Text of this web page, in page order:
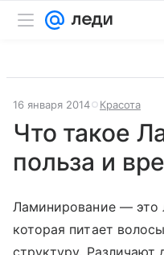
16 января 2014 Красота
Что такое
польза и
Ламинирование — это
которая питает
структуру. Различают